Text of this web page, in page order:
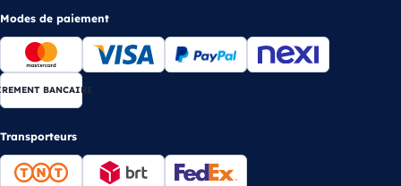
Modes de paiement
BANCAIRE
Transporteurs